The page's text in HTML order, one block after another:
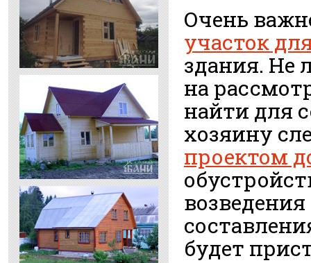
Очень
участок
здания. Не
на
найти для
хозяину
проектом
будет